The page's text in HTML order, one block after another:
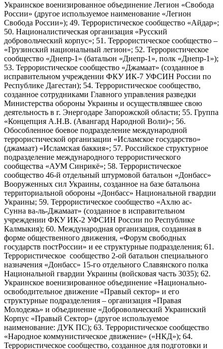
Украинское военизированное объединение Легион «Свобода
России» (другое используемое наименование «Легион
Свобода России»); 49. Террористическое сообщество «Айдар»;
50. Националистическая организация «Русский
добровольческий корпус»; 51. Террористическое сообщество –
«Грузинский национальный легион»; 52. Террористическое
сообщество «Днепр-1» (батальон «Днепр-1», полк «Днепр-1»);
53. Террористическое сообщество «Джамаат» (созданное в
исправительном учреждении ФКУ ИК-7 УФСИН России по
Республике Дагестан); 54. Террористическое сообщество,
созданное сотрудниками Главного управления разведки
Министерства обороны Украины и осуществлявшее свою
деятельность в г. Энергодаре Запорожской области; 55. Группа
«Концепция А.Н.В. (Авангард Народной Воли)»; 56.
Обособленное боевое подразделение международной
террористической организации «Исламское государство»
(джамаат) «Исламская баккия»; 57. Российское структурное
подразделение международного террористического
сообщества «АУМ Синрикё»; 58. Террористическое
сообщество 46-й отдельный штурмовой батальон «Донбасс»
Вооруженных сил Украины, созданное на базе батальона
территориальной обороны «Донбасс» Национальной гвардии
Украины; 59. Террористическое сообщество «Ахлю ас-
Сунна ва-ль-Джамаат» (созданное в исправительном
учреждении ФКУ ИК-2 УФСИН России по Республике
Калмыкия); 60. Международная организация, созданная в
форме общественного движения, «Форум свободных
государств постРоссии» и ее структурные подразделения; 61.
Террористическое сообщество 2-ой батальон специального
назначения «Донбасс» 15-го отдельного Славянского полка
Национальной гвардии Украины (войсковая часть 3035); 62.
Украинское военизированное объединение «Национально-
освободительное движение «Правый сектор» и его
структурные подразделения – организация «Правая
Молодежь» и объединение «Добровольческий Украинский
Корпус «Правый Сектор» (другое используемое
наименование: ДУК ПС); 63. Террористическое сообщество
«Народное коммунистическое движение» («НКД»); 64.
Террористическое сообщество, созданное для подготовки и